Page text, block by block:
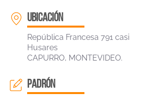
ubicación
República Francesa 791 casi
Husares
CAPURRO, MONTEVIDEO.
padrón